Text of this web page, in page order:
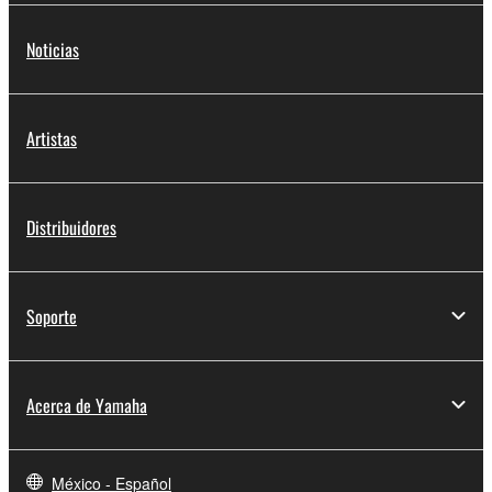
música de forma
Noticias
Artistas
Distribuidores
Soporte
Acerca de Yamaha
México - Español